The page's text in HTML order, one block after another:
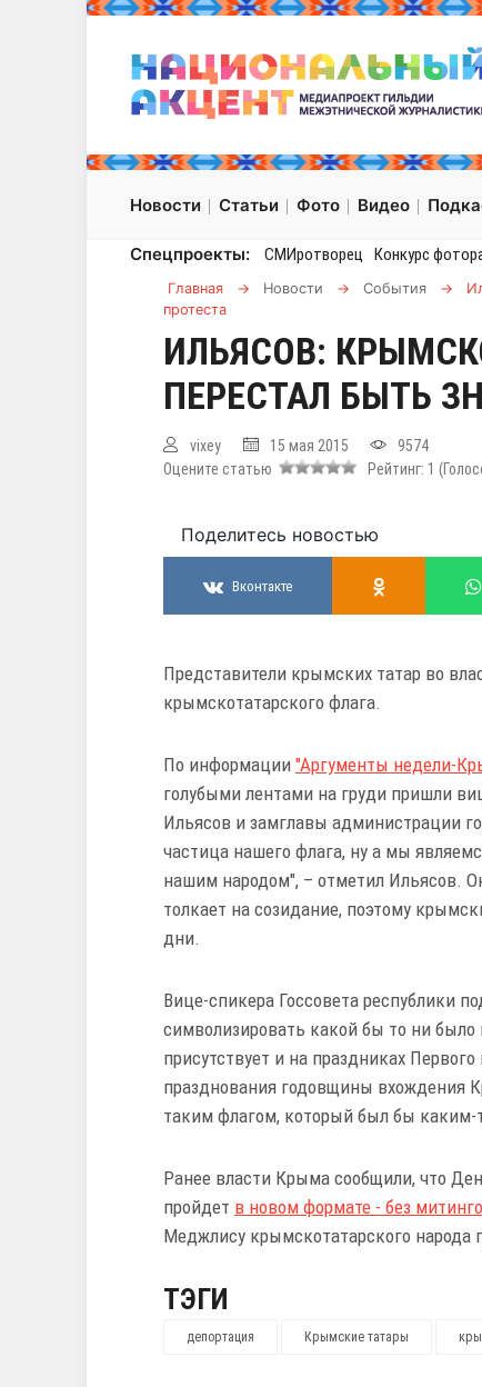
Новости Статьи Фото Видео
Спецпроекты: СМИротворец Конкурс
Главная → Новости → События →
протеста
ИЛЬЯСОВ:
ПЕРЕСТАЛ БЫТЬ
vixey 15 мая 2015
9574
Оцените статью
Рейтинг: 1
Поделитесь новостью
Вконтакте
Представители крымских татар во
крымскотатарского флага.
По информации "Аргументы недели-
голубыми лентами на груди пришли
Ильясов и замглавы администрации
частица нашего флага, ну а мы
нашим народом", – отметил Ильясов.
толкает на созидание, поэтому
дни.
Вице-спикера Госсовета республики
символизировать какой бы то ни
присутствует и на праздниках
празднования годовщины вхождения
таким флагом, который был бы каким-
Ранее власти Крыма сообщили, что
пройдет в новом формате - без
Меджлису крымскотатарского народа
ТЭГИ
депортация Крымские татары